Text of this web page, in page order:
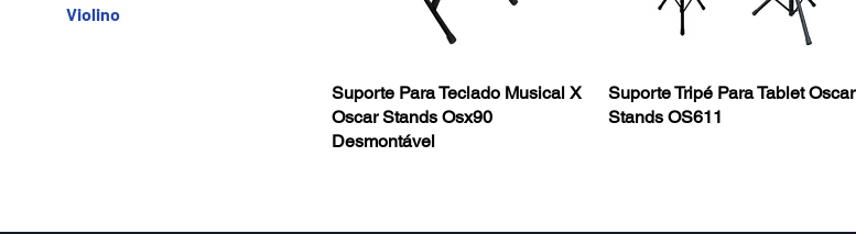
Violino
Suporte Para Teclado Musical X
Oscar Stands Osx90
Desmontável
Suporte Tripé Para Tablet Oscar
Stands OS611